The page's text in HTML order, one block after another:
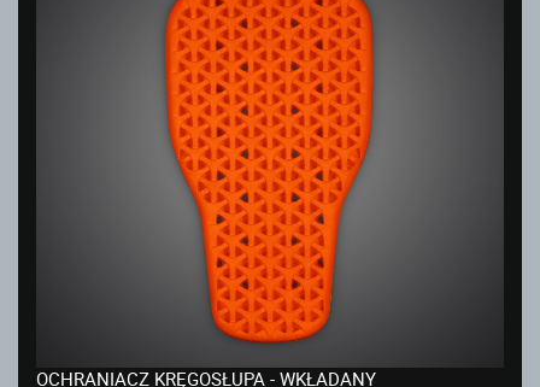
OCHRANIACZ KRĘGOSŁUPA - WKŁADANY